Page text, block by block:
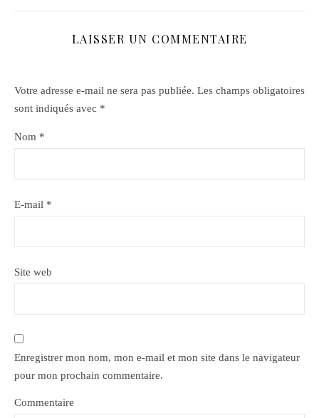
LAISSER UN COMMENTAIRE
Votre adresse e-mail ne sera pas publiée. Les champs obligatoires
sont indiqués avec *
Nom *
E-mail *
Site web
Enregistrer mon nom, mon e-mail et mon site dans le navigateur
pour mon prochain commentaire.
Commentaire